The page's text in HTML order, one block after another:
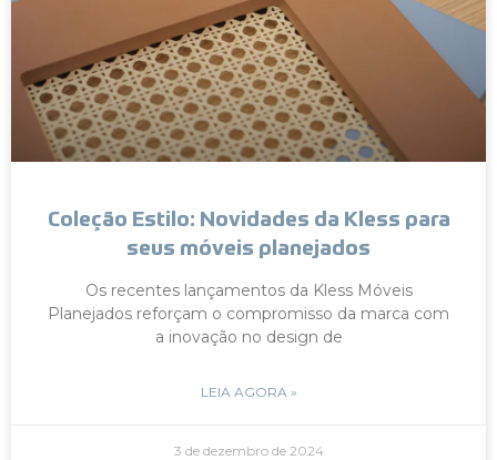
Coleção Estilo: Novidades da Kless para
seus móveis planejados
Os recentes lançamentos da Kless Móveis
Planejados reforçam o compromisso da marca com
a inovação no design de
LEIA AGORA »
3 de dezembro de 2024